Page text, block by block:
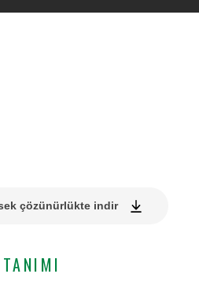
çözünürlükte indir